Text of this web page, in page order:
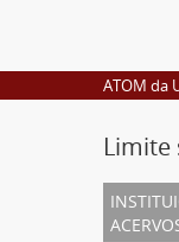
ATOM da
Limite